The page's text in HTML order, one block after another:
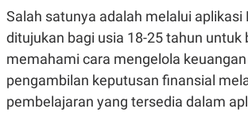
A
D
A
T
A
G
S
KL
Salah satunya adalah melalui aplikasi
ditujukan bagi usia 18-25 tahun untuk
memahami cara mengelola
pengambilan keputusan finansial
pembelajaran yang tersedia dalam